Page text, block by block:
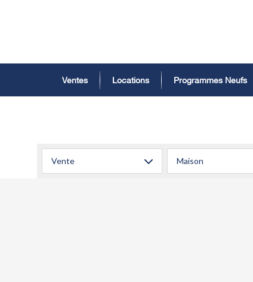
Ventes Locations Programmes Neufs
Vente Maison